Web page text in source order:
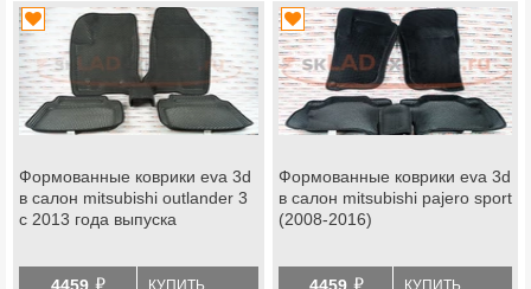
Формованные коврики eva 3d
в салон mitsubishi outlander 3
с 2013 года выпуска
й КУПИТЬ
Формованные коврики eva 3d
в салон mitsubishi pajero sport
(2008-2016)
й КУПИТЬ